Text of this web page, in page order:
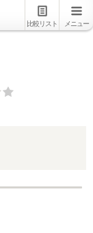
比較リスト メニュー